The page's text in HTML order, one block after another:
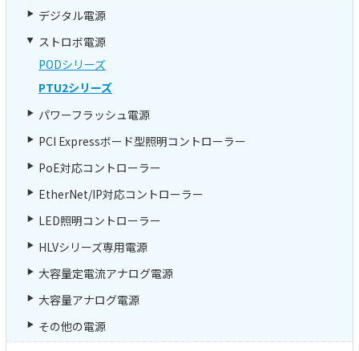
デジタル電源
ストロボ電源
PODシリーズ
PTU2シリーズ
パワーフラッシュ電源
PCI Expressボード型照明コントローラー
PoE対応コントローラー
EtherNet/IP対応コントローラー
LED照明コントローラー
HLVシリーズ専用電源
大容量定電流アナログ電源
大容量アナログ電源
その他の電源